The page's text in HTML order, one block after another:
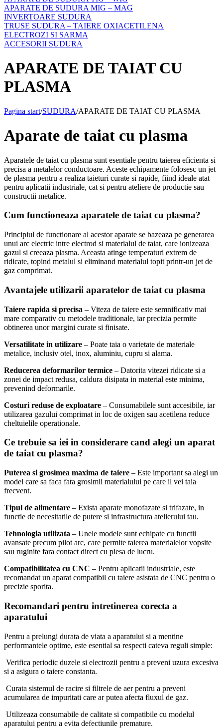
APARATE DE SUDURA MIG – MAG
INVERTOARE SUDURA
TRUSE SUDURA – TAIERE OXIACETILENA
ELECTROZI SI SARMA
ACCESORII SUDURA
APARATE DE TAIAT CU
PLASMA
Pagina start/SUDURA/APARATE DE TAIAT CU PLASMA
Aparate de taiat cu plasma
Aparatele de taiat cu plasma sunt esentiale pentru taierea eficienta si
precisa a metalelor conductoare. Aceste echipamente folosesc un jet
de plasma pentru a realiza taieturi curate si rapide, fiind ideale atat
pentru aplicatii industriale, cat si pentru ateliere de productie sau
constructii metalice.
Cum functioneaza aparatele de taiat cu plasma?
Principiul de functionare al acestor aparate se bazeaza pe generarea
unui arc electric intre electrod si materialul de taiat, care ionizeaza
gazul si creeaza plasma. Aceasta atinge temperaturi extrem de
ridicate, topind metalul si eliminand materialul topit printr-un jet de
gaz comprimat.
Avantajele utilizarii aparatelor de taiat cu plasma
Taiere rapida si precisa – Viteza de taiere este semnificativ mai
mare comparativ cu metodele traditionale, iar precizia permite
obtinerea unor margini curate si finisate.
Versatilitate in utilizare – Poate taia o varietate de materiale
metalice, inclusiv otel, inox, aluminiu, cupru si alama.
Reducerea deformarilor termice – Datorita vitezei ridicate si a
zonei de impact redusa, caldura disipata in material este minima,
prevenind deformarile.
Costuri reduse de exploatare – Consumabilele sunt accesibile, iar
utilizarea gazului comprimat in loc de oxigen sau acetilena reduce
cheltuielile operationale.
Ce trebuie sa iei in considerare cand alegi un aparat
de taiat cu plasma?
Puterea si grosimea maxima de taiere – Este important sa alegi un
model care sa faca fata grosimii materialului pe care il vei taia
frecvent.
Tipul de alimentare – Exista aparate monofazate si trifazate, in
functie de necesitatile de putere si infrastructura atelierului tau.
Tehnologia utilizata – Unele modele sunt echipate cu functii
avansate precum pilot arc, care permite taierea materialelor vopsite
sau ruginite fara contact direct cu piesa de lucru.
Compatibilitatea cu CNC – Pentru aplicatii industriale, este
recomandat un aparat compatibil cu taiere asistata de CNC pentru o
precizie sporita.
Recomandari pentru intretinerea corecta a
aparatului
Pentru a prelungi durata de viata a aparatului si a mentine
performantele optime, este esential sa respecti cateva reguli simple:
Verifica periodic duzele si electrozii pentru a preveni uzura excesiva
si a asigura o taiere constanta.
Curata sistemul de racire si filtrele de aer pentru a preveni
acumularea de impuritati care ar putea afecta fluxul de gaz.
Utilizeaza consumabile de calitate si compatibile cu modelul
aparatului pentru a evita defectiunile premature.